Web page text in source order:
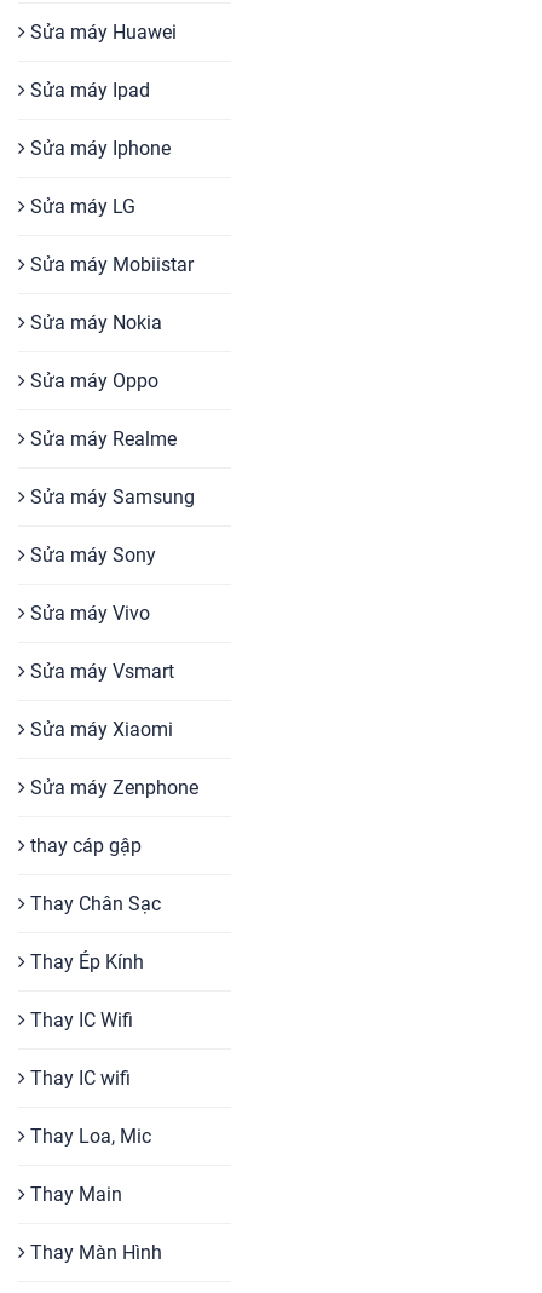
Sửa máy Huawei
Sửa máy Ipad
Sửa máy Iphone
Sửa máy LG
Sửa máy Mobiistar
Sửa máy Nokia
Sửa máy Oppo
Sửa máy Realme
Sửa máy Samsung
Sửa máy Sony
Sửa máy Vivo
Sửa máy Vsmart
Sửa máy Xiaomi
Sửa máy Zenphone
thay cáp gập
Thay Chân Sạc
Thay Ép Kính
Thay IC Wifi
Thay IC wifi
Thay Loa, Mic
Thay Main
Thay Màn Hình